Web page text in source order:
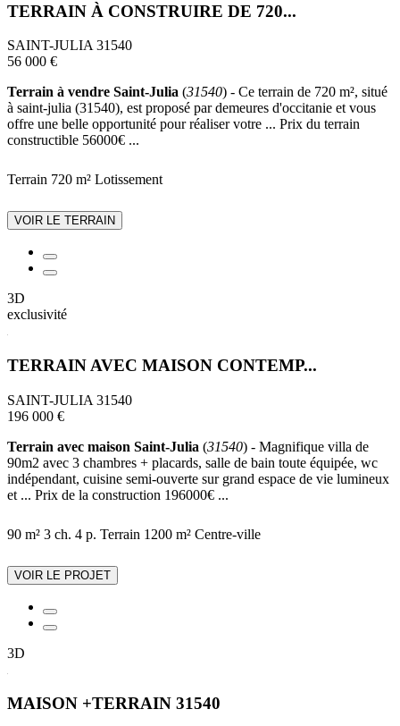
TERRAIN À CONSTRUIRE DE 720...
SAINT-JULIA 31540
56 000 €
Terrain à vendre Saint-Julia (31540) - Ce terrain de 720 m², situé
à saint-julia (31540), est proposé par demeures d'occitanie et vous
offre une belle opportunité pour réaliser votre ... Prix du terrain
constructible 56000€ ...
Terrain 720 m² Lotissement
VOIR LE TERRAIN
3D
exclusivité
TERRAIN AVEC MAISON CONTEMP...
SAINT-JULIA 31540
196 000 €
Terrain avec maison Saint-Julia (31540) - Magnifique villa de
90m2 avec 3 chambres + placards, salle de bain toute équipée, wc
indépendant, cuisine semi-ouverte sur grand espace de vie lumineux
et ... Prix de la construction 196000€ ...
90 m² 3 ch. 4 p. Terrain 1200 m² Centre-ville
VOIR LE PROJET
3D
MAISON +TERRAIN 31540